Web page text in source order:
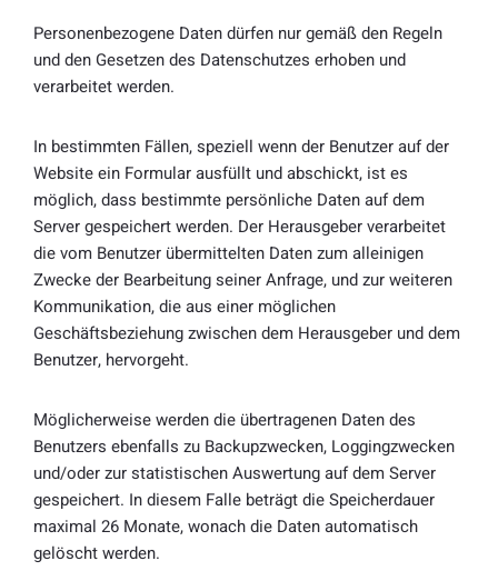
Personenbezogene Daten dürfen nur gemäß den Regeln
und den Gesetzen des Datenschutzes erhoben und
verarbeitet werden.
In bestimmten Fällen, speziell wenn der Benutzer auf der
Website ein Formular ausfüllt und abschickt, ist es
möglich, dass bestimmte persönliche Daten auf dem
Server gespeichert werden. Der Herausgeber verarbeitet
die vom Benutzer übermittelten Daten zum alleinigen
Zwecke der Bearbeitung seiner Anfrage, und zur weiteren
Kommunikation, die aus einer möglichen
Geschäftsbeziehung zwischen dem Herausgeber und dem
Benutzer, hervorgeht.
Möglicherweise werden die übertragenen Daten des
Benutzers ebenfalls zu Backupzwecken, Loggingzwecken
und/oder zur statistischen Auswertung auf dem Server
gespeichert. In diesem Falle beträgt die Speicherdauer
maximal 26 Monate, wonach die Daten automatisch
gelöscht werden.